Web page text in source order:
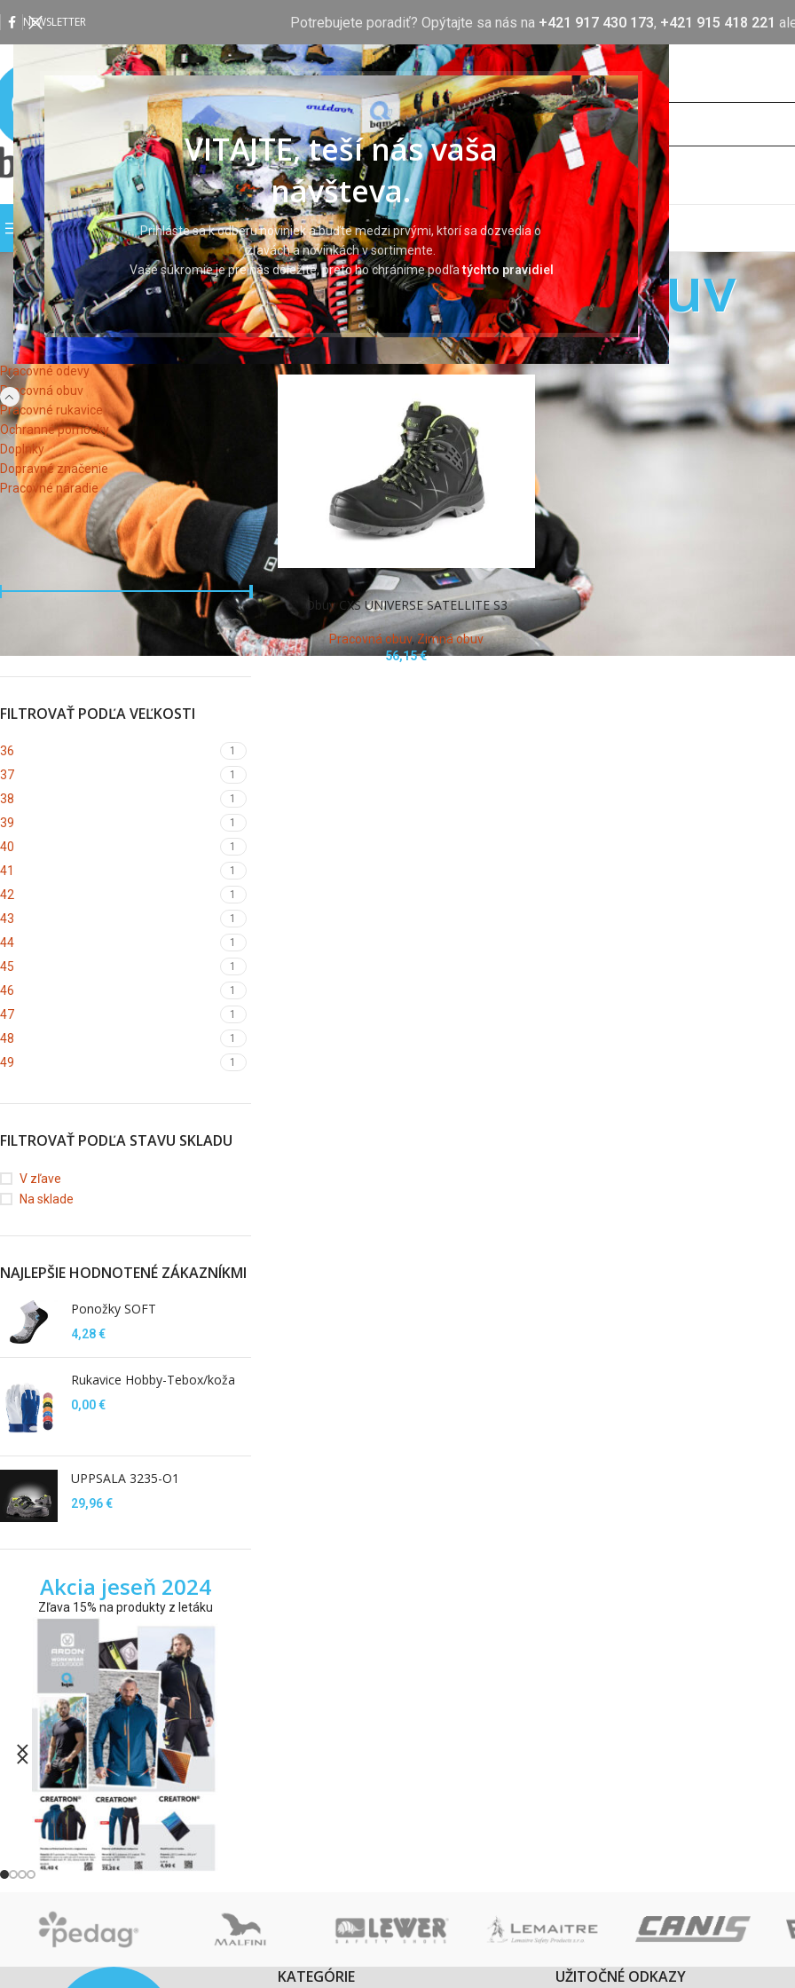
VITAJTE, teší nás vaša
návšteva.
Prihláste sa k odberu noviniek a buďte medzi prvými, ktorí sa dozvedia o
zľavách a novinkách v sortimente.
Vaše súkromie je pre nás dôležité, preto ho chránime podľatýchto pravidiel
NEWSLETTER Potrebujete poradiť? Opýtajte sa nás na +421 917 430 173, +421 915 418 221
PREHLIADAŤ KATEGÓRIE DOMOVOBCHODVLASTNÁ POTLAČ BLOGO NÁSKONTAKT
Zimná obuv
KATEGÓRIE PRODUKTOV
Pracovné odevy
Pracovná obuv
Pracovné rukavice
Ochranné pomôcky
Doplnky
Dopravné značenie
Pracovné náradie
FILTROVAŤ PODĽA CENY
FILTER
FILTROVAŤ PODĽA VEĽKOSTI
36 1
37 1
38 1
39 1
40 1
41 1
42 1
43 1
44 1
45 1
46 1
47 1
48 1
49 1
FILTROVAŤ PODĽA STAVU SKLADU
V zľave
Na sklade
NAJLEPŠIE HODNOTENÉ ZÁKAZNÍKMI
Ponožky SOFT
4,28€
Rukavice Hobby-Tebox/koža
0,00€
UPPSALA 3235-O1
29,96€
Akcia jeseň 2024
Zľava 15% na produkty z letáku
Domov Pracovná obuv Zimná obuv Zobraziť
Obuv CXS UNIVERSE SATELLITE S3
Pracovná obuv,Zimná obuv
56,15€
KATEGÓRIE UŽITOČNÉ ODKAZY